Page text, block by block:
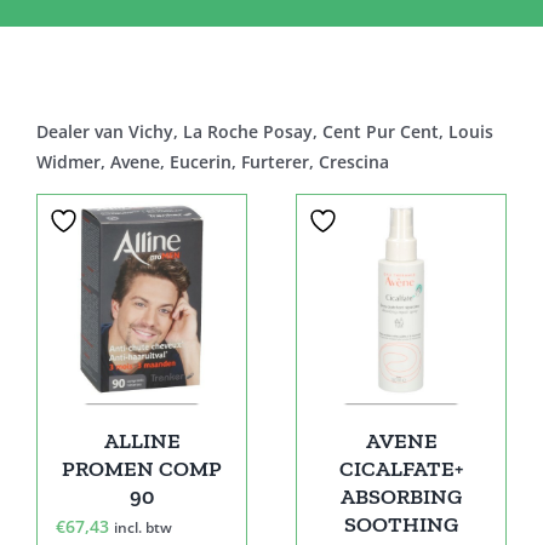
Dealer van Vichy, La Roche Posay, Cent Pur Cent, Louis
Widmer, Avene, Eucerin, Furterer, Crescina
ALLINE
PROMEN COMP
90
€67,43 incl. btw
AVENE
CICALFATE+
ABSORBING
SOOTHING